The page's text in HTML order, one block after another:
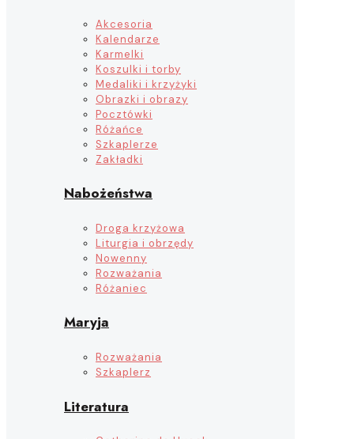
Akcesoria
Kalendarze
Karmelki
Koszulki i torby
Medaliki i krzyżyki
Obrazki i obrazy
Pocztówki
Różańce
Szkaplerze
Zakładki
Nabożeństwa
Droga krzyżowa
Liturgia i obrzędy
Nowenny
Rozważania
Różaniec
Maryja
Rozważania
Szkaplerz
Literatura